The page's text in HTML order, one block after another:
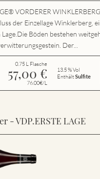
VORDERER
der Einzellage Winklerberg,
Böden bestehen
Der...
0.75 L Flasche
57,00 €
76.00€/L
13.5 % Vol
EnthältSulfite
- VDP.ERSTE LAGE